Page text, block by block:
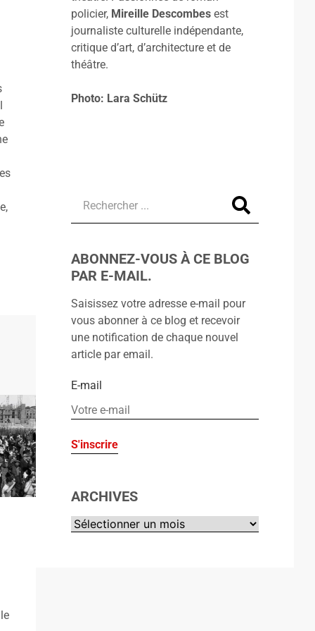
policier, Mireille Descombes est
journaliste culturelle indépendante,
critique d’art, d’architecture et de
théâtre.
Photo: Lara Schütz
ABONNEZ-VOUS À CE BLOG
PAR E-MAIL.
Saisissez votre adresse e-mail pour
vous abonner à ce blog et recevoir
une notification de chaque nouvel
article par email.
E-mail
ARCHIVES